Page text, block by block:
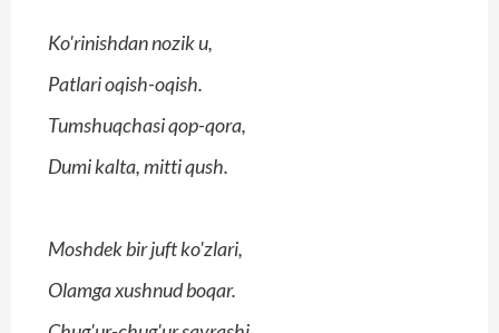
Ko'rinishdan nozik u,
Patlari oqish-oqish.
Tumshuqchasi qop-qora,
Dumi kalta, mitti qush.
Moshdek bir juft ko'zlari,
Olamga xushnud boqar.